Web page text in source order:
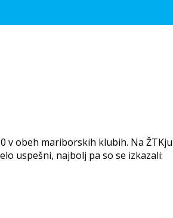
v obeh mariborskih klubih. Na
uspešni, najbolj pa so se izkazali: